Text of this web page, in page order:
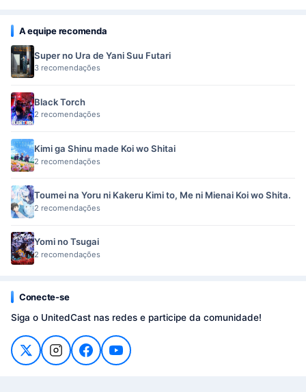
A equipe recomenda
Super no Ura de Yani Suu Futari
3 recomendações
Black Torch
2 recomendações
Kimi ga Shinu made Koi wo Shitai
2 recomendações
Toumei na Yoru ni Kakeru Kimi to, Me ni Mienai Koi wo Shita.
2 recomendações
Yomi no Tsugai
2 recomendações
Conecte-se
Siga o UnitedCast nas redes e participe da comunidade!